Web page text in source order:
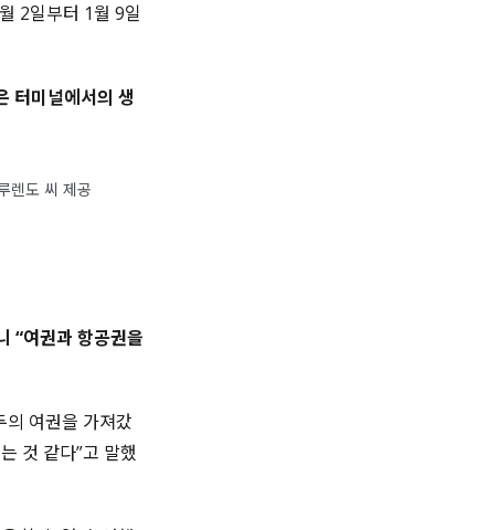
2일부터 1월 9일
터미널에서의 생
렌도 씨 제공
“여권과 항공권을
의 여권을 가져갔
것 같다”고 말했